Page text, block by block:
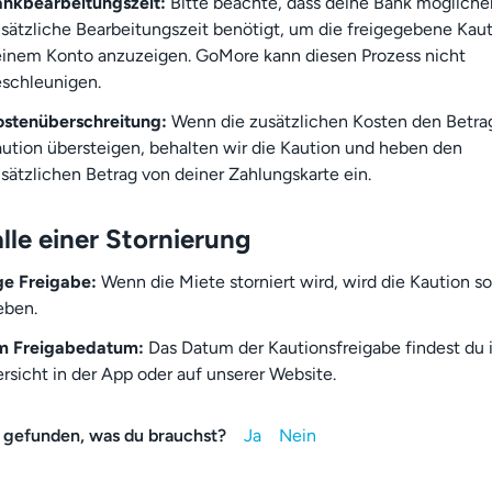
Bearbeitungszeit benötigt, um die freigegebene
Konto anzuzeigen. GoMore kann diesen Prozess nicht
Wenn die zusätzlichen Kosten den
übersteigen, behalten wir die Kaution und heben den
Betrag von deiner Zahlungskarte ein.
einer Stornierung
Freigabe: Wenn die Miete storniert wird, wird die Kaution
Freigabedatum: Das Datum der Kautionsfreigabe findest du
in der App oder auf unserer Website.
was du brauchst?